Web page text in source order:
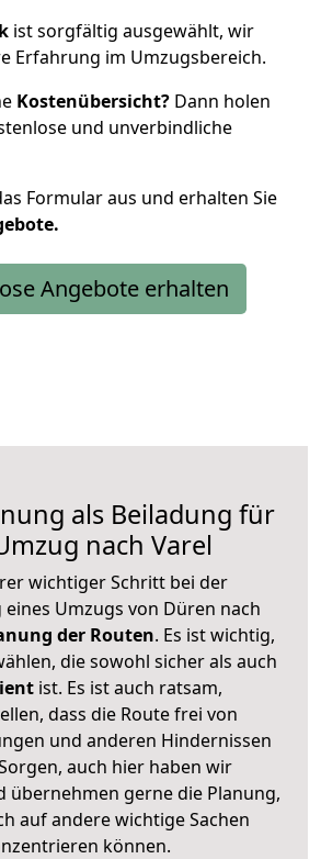
ist sorgfältig ausgewählt, wir
Erfahrung im Umzugsbereich.
Kostenübersicht? Dann holen
und unverbindliche
Formular aus und erhalten Sie
Angebote erhalten
als Beiladung für
nach Varel
wichtiger Schritt bei der
Umzugs von Düren nach
der Routen. Es ist wichtig,
die sowohl sicher als auch
ist. Es ist auch ratsam,
dass die Route frei von
und anderen Hindernissen
auch hier haben wir
übernehmen gerne die Planung,
auf andere wichtige Sachen
können.